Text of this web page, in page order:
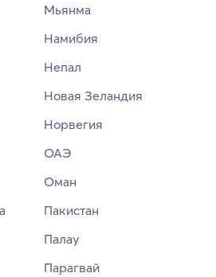
Мьянма
Намибия
Непал
Новая Зеландия
Норвегия
ОАЭ
Оман
Пакистан
Палау
Парагвай